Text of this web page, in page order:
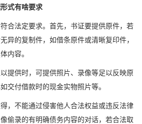
式有啥要求
合法定要求。首先，书证要提供原件，若
异的复制件，如借条原件或清晰复印件，
内容。
提供时，可提供照片、录像等足以反映原
交付借款时的现金实物照片等。
，不能通过侵害他人合法权益或违反法律
偷录的有明确债务内容的对话，若合法取